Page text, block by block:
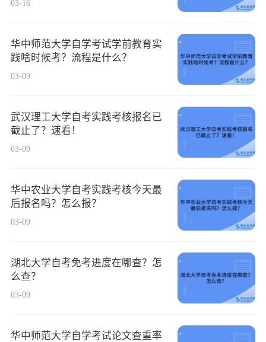
03-16
华中师范大学自学考试学前教育实
践啥时候考？流程是什么？
03-09
武汉理工大学自考实践考核报名已
截止了？速看！
03-09
华中农业大学自考实践考核今天最
后报名吗？怎么报？
03-09
湖北大学自考免考进度在哪查？怎
么查？
03-09
华中师范大学自学考试论文查重率